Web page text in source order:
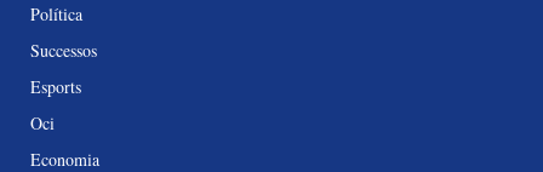
Política
Successos
Esports
Oci
Economia